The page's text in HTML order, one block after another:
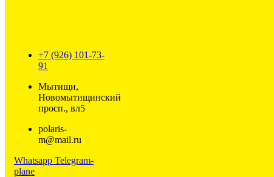
+7 (926) 101-73-
91
Мытищи,
Новомытищинский
просп., вл5
polaris-
m@mail.ru
Whatsapp Telegram-
plane